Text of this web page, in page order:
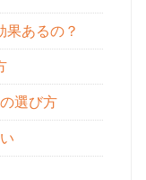
果あるの？
選び方